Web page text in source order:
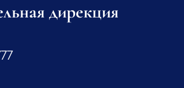
дирекция